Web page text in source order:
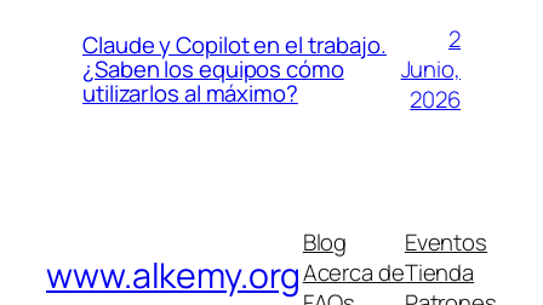
Claude y Copilot en el trabajo.
¿Saben los equipos cómo
utilizarlos al máximo?
2
Junio,
2026
www.alkemy.org
Blog
Acerca de
Eventos
Tienda